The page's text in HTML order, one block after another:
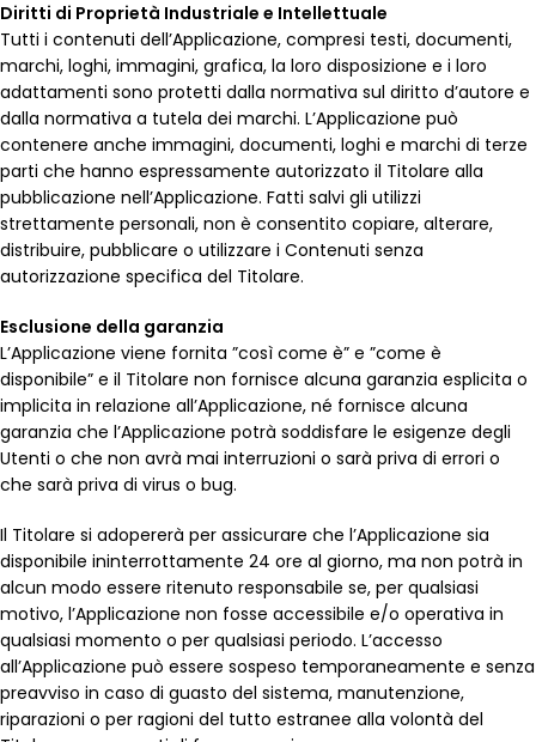
Diritti di Proprietà Industriale e Intellettuale
Tutti i contenuti dell’Applicazione, compresi testi, documenti,
marchi, loghi, immagini, grafica, la loro disposizione e i loro
adattamenti sono protetti dalla normativa sul diritto d’autore e
dalla normativa a tutela dei marchi. L’Applicazione può
contenere anche immagini, documenti, loghi e marchi di terze
parti che hanno espressamente autorizzato il Titolare alla
pubblicazione nell’Applicazione. Fatti salvi gli utilizzi
strettamente personali, non è consentito copiare, alterare,
distribuire, pubblicare o utilizzare i Contenuti senza
autorizzazione specifica del Titolare.
Esclusione della garanzia
L’Applicazione viene fornita ”così come è” e ”come è
disponibile” e il Titolare non fornisce alcuna garanzia esplicita o
implicita in relazione all’Applicazione, né fornisce alcuna
garanzia che l’Applicazione potrà soddisfare le esigenze degli
Utenti o che non avrà mai interruzioni o sarà priva di errori o
che sarà priva di virus o bug.
Il Titolare si adopererà per assicurare che l’Applicazione sia
disponibile ininterrottamente 24 ore al giorno, ma non potrà in
alcun modo essere ritenuto responsabile se, per qualsiasi
motivo, l’Applicazione non fosse accessibile e/o operativa in
qualsiasi momento o per qualsiasi periodo. L’accesso
all’Applicazione può essere sospeso temporaneamente e senza
preavviso in caso di guasto del sistema, manutenzione,
riparazioni o per ragioni del tutto estranee alla volontà del